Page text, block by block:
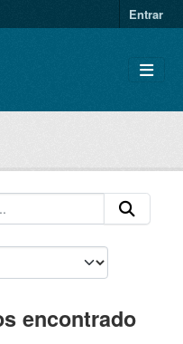
Entrar
encontrado